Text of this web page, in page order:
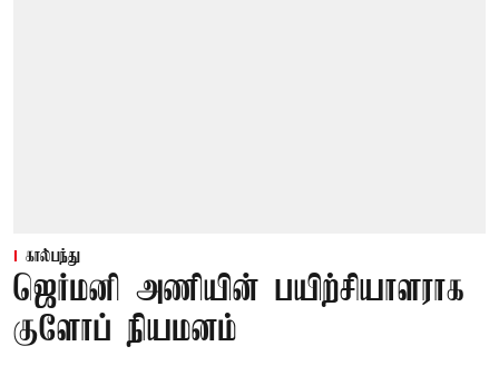
கால்பந்து
ஜெர்மனி அணியின் பயிற்சியாளராக
குளோப் நியமனம்